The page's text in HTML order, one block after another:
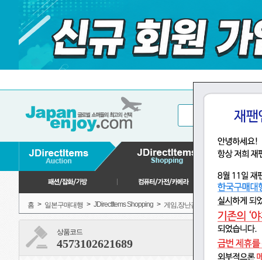
홈 > 일본구매대행 > JDirectItems Shopping > 게임,장난감 모형, 프라모델
상품코드
4573102621689